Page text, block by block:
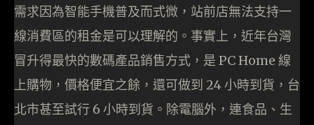
需求因為智能手機普及而式微，站前店無法支持一
線消費區的租金是可以理解的。事實上，近年台灣
冒升得最快的數碼產品銷售方式，是 PC Home 線
上購物，價格便宜之餘，還可做到 24 小時到貨，台
北市甚至試行 6 小時到貨。除電腦外，連食品、生